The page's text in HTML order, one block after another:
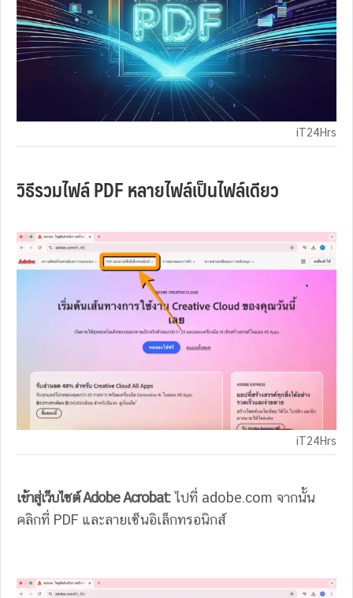
iT24Hrs
วิธีรวมไฟล์ PDF หลายไฟล์เป็นไฟล์เดียว
iT24Hrs
เข้าสู่เว็บไซต์ Adobe Acrobat:ไปที่ adobe.com จากนั้น
คลิกที่ PDF และลายเซ็นอิเล็กทรอนิกส์